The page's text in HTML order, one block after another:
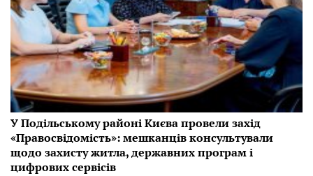
У Подільському районі Києва провели захід
«Правосвідомість»: мешканців консультували
щодо захисту житла, державних програм і
цифрових сервісів